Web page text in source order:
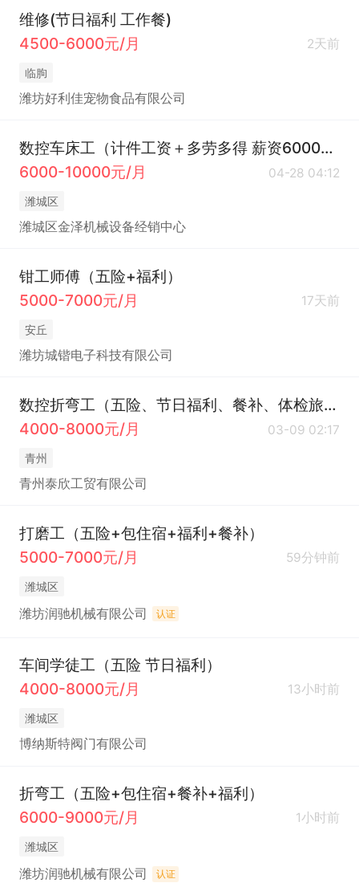
维修(节日福利 工作餐)
4500-6000元/月
2天前
临朐
潍坊好利佳宠物食品有限公司
数控车床工（计件工资＋多劳多得 薪资6000起）
6000-10000元/月
04-28 04:12
潍城区
潍城区金泽机械设备经销中心
钳工师傅（五险+福利）
5000-7000元/月
17天前
安丘
潍坊城锴电子科技有限公司
数控折弯工（五险、节日福利、餐补、体检旅游）
4000-8000元/月
03-09 02:17
青州
青州泰欣工贸有限公司
打磨工（五险+包住宿+福利+餐补）
5000-7000元/月
59分钟前
潍城区
潍坊润驰机械有限公司 认证
车间学徒工（五险 节日福利）
4000-8000元/月
13小时前
潍城区
博纳斯特阀门有限公司
折弯工（五险+包住宿+餐补+福利）
6000-9000元/月
1小时前
潍城区
潍坊润驰机械有限公司 认证